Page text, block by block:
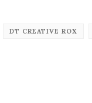
DT CREATIVE ROX